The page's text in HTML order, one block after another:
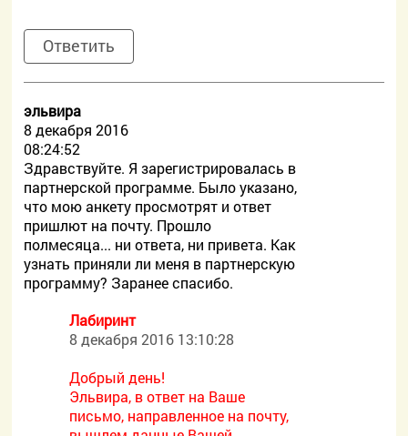
Ответить
эльвира
8 декабря 2016
08:24:52
Здравствуйте. Я зарегистрировалась в
партнерской программе. Было указано,
что мою анкету просмотрят и ответ
пришлют на почту. Прошло
полмесяца... ни ответа, ни привета. Как
узнать приняли ли меня в партнерскую
программу? Заранее спасибо.
Лабиринт
8 декабря 2016 13:10:28
Добрый день!
Эльвира, в ответ на Ваше
письмо, направленное на почту,